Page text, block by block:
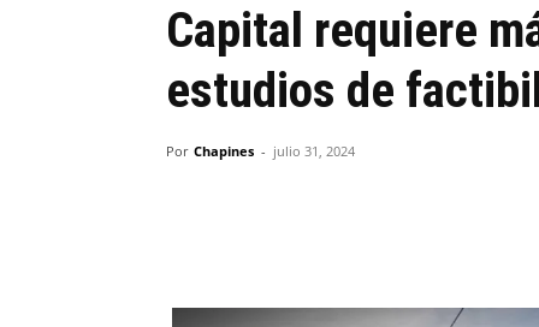
Capital requiere
estudios de
Por Chapines - julio 31, 2024